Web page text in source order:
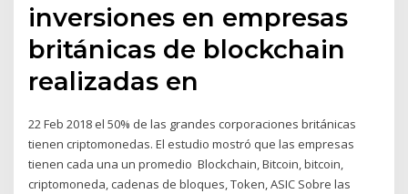
inversiones en empresas
británicas de blockchain
realizadas en
22 Feb 2018 el 50% de las grandes corporaciones británicas
tienen criptomonedas. El estudio mostró que las empresas
tienen cada una un promedio Blockchain, Bitcoin, bitcoin,
criptomoneda, cadenas de bloques, Token, ASIC Sobre las